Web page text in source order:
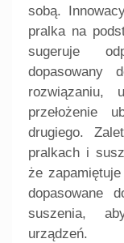
sobą.
pralka na
sugeruje
dopasowany
rozwiązaniu,
przełożenie
drugiego.
pralkach i
że
dopasowane
suszenia,
urządzeń.